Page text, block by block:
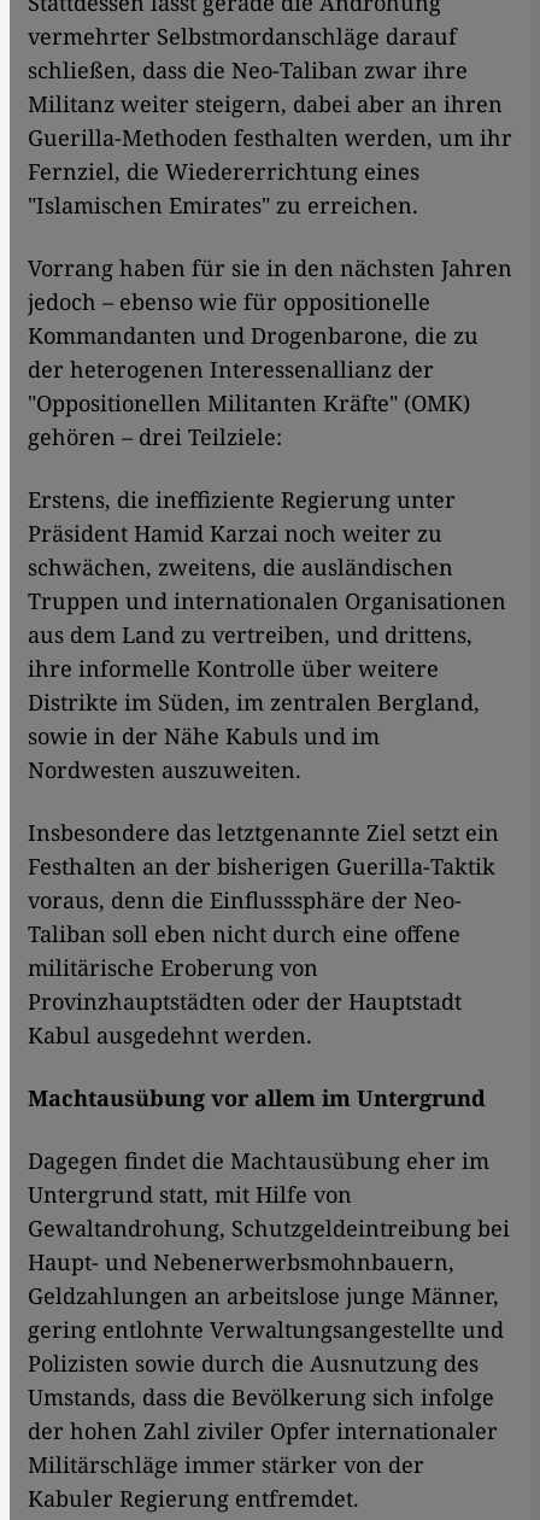
vermehrter Selbstmordanschläge darauf
schließen, dass die Neo-Taliban zwar ihre
Militanz weiter steigern, dabei aber an ihren
Guerilla-Methoden festhalten werden, um ihr
Fernziel, die Wiedererrichtung eines
"Islamischen Emirates" zu erreichen.
Vorrang haben für sie in den nächsten Jahren
jedoch – ebenso wie für oppositionelle
Kommandanten und Drogenbarone, die zu
der heterogenen Interessenallianz der
"Oppositionellen Militanten Kräfte" (OMK)
gehören – drei Teilziele:
Erstens, die ineffiziente Regierung unter
Präsident Hamid Karzai noch weiter zu
schwächen, zweitens, die ausländischen
Truppen und internationalen Organisationen
aus dem Land zu vertreiben, und drittens,
ihre informelle Kontrolle über weitere
Distrikte im Süden, im zentralen Bergland,
sowie in der Nähe Kabuls und im
Nordwesten auszuweiten.
Insbesondere das letztgenannte Ziel setzt ein
Festhalten an der bisherigen Guerilla-Taktik
voraus, denn die Einflusssphäre der Neo-
Taliban soll eben nicht durch eine offene
militärische Eroberung von
Provinzhauptstädten oder der Hauptstadt
Kabul ausgedehnt werden.
Machtausübung vor allem im Untergrund
Dagegen findet die Machtausübung eher im
Untergrund statt, mit Hilfe von
Gewaltandrohung, Schutzgeldeintreibung bei
Haupt- und Nebenerwerbsmohnbauern,
Geldzahlungen an arbeitslose junge Männer,
gering entlohnte Verwaltungsangestellte und
Polizisten sowie durch die Ausnutzung des
Umstands, dass die Bevölkerung sich infolge
der hohen Zahl ziviler Opfer internationaler
Militärschläge immer stärker von der
Kabuler Regierung entfremdet.